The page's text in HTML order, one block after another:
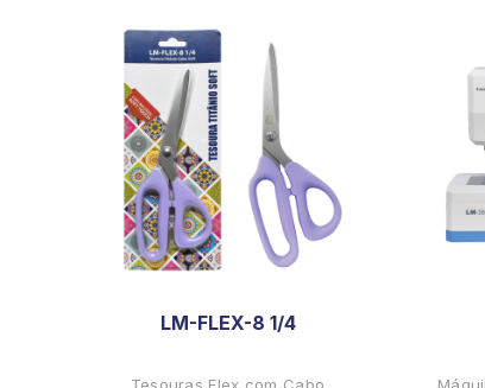
LM-FLEX-8 1/4